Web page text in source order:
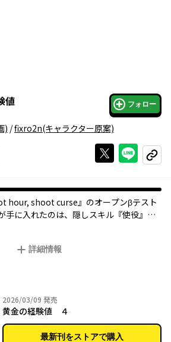
値 フォロー
) /fixro2n(キャラクター原案)
Xで投稿する
ライン
コピー
hour, shoot curse』のオープンβテスト
手に入れたのは、隠しスキル『使役』。
させたりするこのゲームにおいて、「眷
キルだった。
て出会ったNPCや魔物を次々眷属化。増
身と配下を強化し続けた結果、いつの間
王』」の判定を受けてしまい…!?
詳細情報
2026/03/09 2026年03月09日
発売
黄金の経験値 ４
最新刊をストアで購入